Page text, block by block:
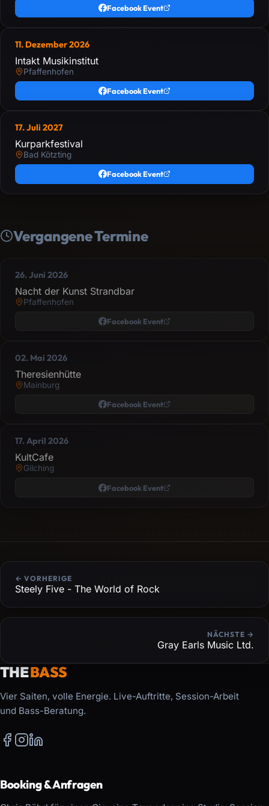
Facebook Event
11. Dezember 2026
Intakt Musikinstitut
Pfaffenhofen
Facebook Event
17. Juli 2027
Kurparkfestival
Bad Kötzting
Facebook Event
Vergangene Termine
26. Juni 2026
Nacht der Kunst Strandbar
Pfaffenhofen
Facebook Event
02. Mai 2026
Theresienhütte
Mainburg
Facebook Event
17. April 2026
KultCafe
Gilching
Facebook Event
← VORHERIGE
Steely Five - The World of Rock
NÄCHSTE →
Gray Earls Music Ltd.
THEBASS
Vier Saiten, volle Energie. Live-Auftritte, Session-Arbeit
und Bass-Beratung.
Booking & Anfragen